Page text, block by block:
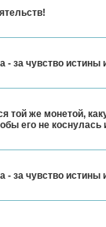
- за чувство истины
той же монетой,
его не
- за чувство истины